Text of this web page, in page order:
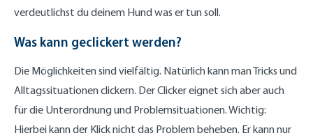
verdeutlichst du deinem Hund was er tun soll.
Was kann geclickert werden?
Die Möglichkeiten sind vielfältig. Natürlich kann man Tricks und
Alltagssituationen clickern. Der Clicker eignet sich aber auch
für die Unterordnung und Problemsituationen. Wichtig:
Hierbei kann der Klick nicht das Problem beheben. Er kann nur